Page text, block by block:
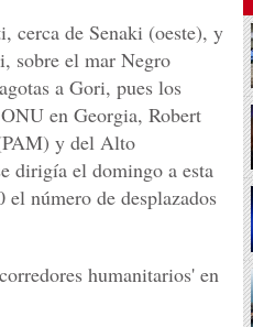
cerca de Senaki (oeste), y
sobre el mar Negro
a Gori, pues los
en Georgia, Robert
y del Alto
dirigía el domingo a esta
número de desplazados
humanitarios' en